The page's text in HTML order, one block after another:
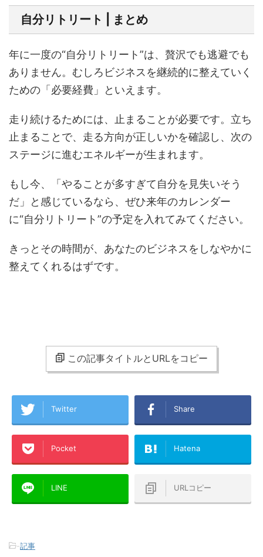
自分リトリート | まとめ
年に一度の“自分リトリート”は、贅沢でも逃避でも
ありません。むしろビジネスを継続的に整えていく
ための「必要経費」といえます。
走り続けるためには、止まることが必要です。立ち
止まることで、走る方向が正しいかを確認し、次の
ステージに進むエネルギーが生まれます。
もし今、「やることが多すぎて自分を見失いそう
だ」と感じているなら、ぜひ来年のカレンダー
に“自分リトリート”の予定を入れてみてください。
きっとその時間が、あなたのビジネスをしなやかに
整えてくれるはずです。
この記事タイトルとURLをコピー
Twitter Share
Pocket Hatena
LINE URLコピー
-記事